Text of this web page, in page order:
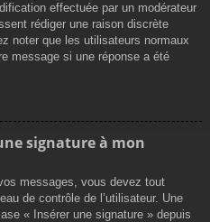
effectuée par un modérateur
rédiger une raison discrète
noter que les utilisateurs normaux
message si une réponse a été
signature à mon
messages, vous devez tout
de contrôle de l’utilisateur. Une
« Insérer une signature » depuis